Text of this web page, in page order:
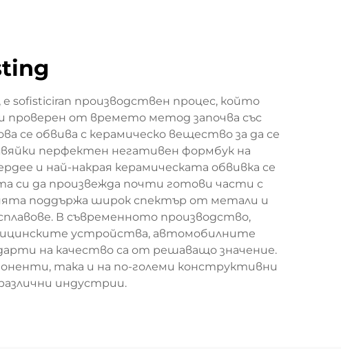
sofisticiran производствен процес, който
проверен от времето метод започва със
се обвива с керамическо вещество за да се
перфектен негативен формбук на
и най-накрая керамическата обвивка се
си да произвежда почти готови части с
поддържа широк спектър от метали и
В съвременното производство,
устройства, автомобилните
на качество са от решаващо значение.
така и на по-големи конструктивни
индустрии.